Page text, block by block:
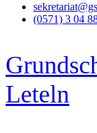
(0571) 3 04
Leteln